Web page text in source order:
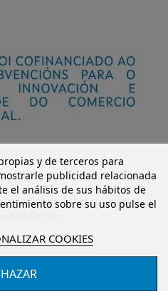
y de terceros para
publicidad relacionada
el análisis de sus hábitos de
sobre su uso pulse el
COOKIES
Todos los derechos reservados.